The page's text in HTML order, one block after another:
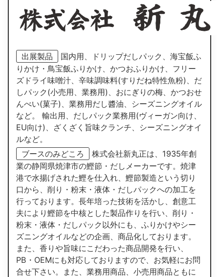
出展製品
国内用、ドリップだしパック、海宝飯ふ
りかけ・鳥宝飯ふりかけ、かつおふりかけ、フリー
ズドライ味噌汁、辛味調味料(すりだね特性魚粉)、だ
しパック(小売用、業務用)、おにぎりの梅、かつおせ
んべい(菓子)、業務用だし醬油、シーズニングオイル
など。 輸出用、だしパック業務用(ヴィーガン向け、
EU向け)、ざくざく旨味クランチ、シーズニングオイ
ルなど。
ブースのみどころ
株式会社新丸正は、1935年創
業の静岡県焼津市の鰹節・だしメーカーです。焼津
港で水揚げされた鰹を仕入れ、鰹節製造という切り
口から、削り・粉末・液体・だしパックへの加工を
行っております。長年培った技術を活かし、創意工
夫により鰹節を中核とした製品作りを行い、削り・
粉末・液体・だしパック以外にも、ふりかけやシー
ズニングオイルなどの企画、商品化しております。
また、香りや旨味にこだわった商品開発を行い、
PB・OEMにも対応しておりますので、お気軽にお問
合せ下さい。また、業務用商品、小売用商品ともに